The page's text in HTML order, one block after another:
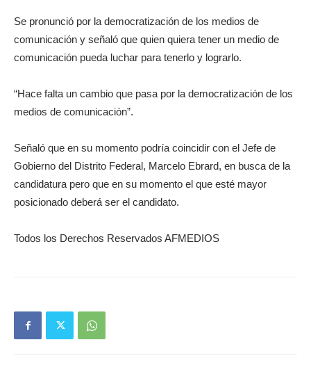
Se pronunció por la democratización de los medios de
comunicación y señaló que quien quiera tener un medio de
comunicación pueda luchar para tenerlo y lograrlo.
“Hace falta un cambio que pasa por la democratización de los
medios de comunicación”.
Señaló que en su momento podría coincidir con el Jefe de
Gobierno del Distrito Federal, Marcelo Ebrard, en busca de la
candidatura pero que en su momento el que esté mayor
posicionado deberá ser el candidato.
Todos los Derechos Reservados AFMEDIOS